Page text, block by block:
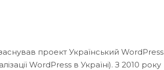
проект Український WordPress
WordPress в Україні). З 2010 року